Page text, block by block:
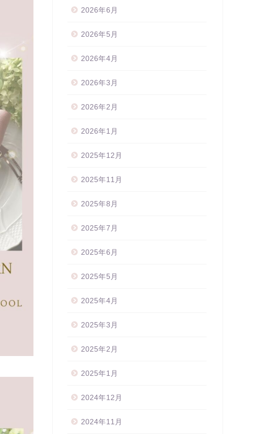
2026年6月
2026年5月
2026年4月
2026年3月
2026年2月
2026年1月
2025年12月
2025年11月
2025年8月
2025年7月
2025年6月
2025年5月
2025年4月
2025年3月
2025年2月
2025年1月
2024年12月
2024年11月